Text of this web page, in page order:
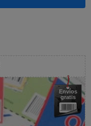
Envíos
gratis